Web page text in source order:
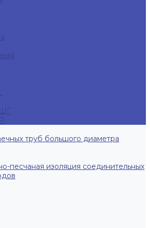
труб большого диаметра
песчаная изоляция соединительных